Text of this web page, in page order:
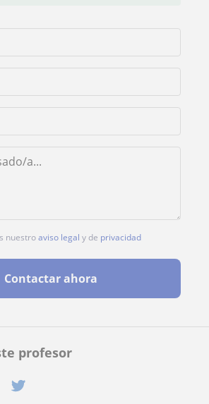
profesor
nuestroaviso legal y de privacidad
Contactar ahora